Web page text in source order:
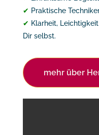
✔ Praktische
✔ Klarheit,
Dir selbst.
mehr über